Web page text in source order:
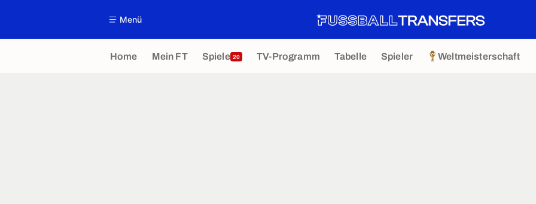
Menü
Home Mein FT Spiele 20 TV-Programm Tabelle Spieler Weltmeisterschaft